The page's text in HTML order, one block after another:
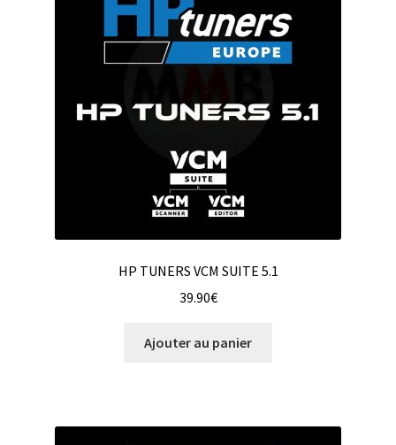
HP TUNERS VCM SUITE 5.1
39.90€
Ajouter au panier